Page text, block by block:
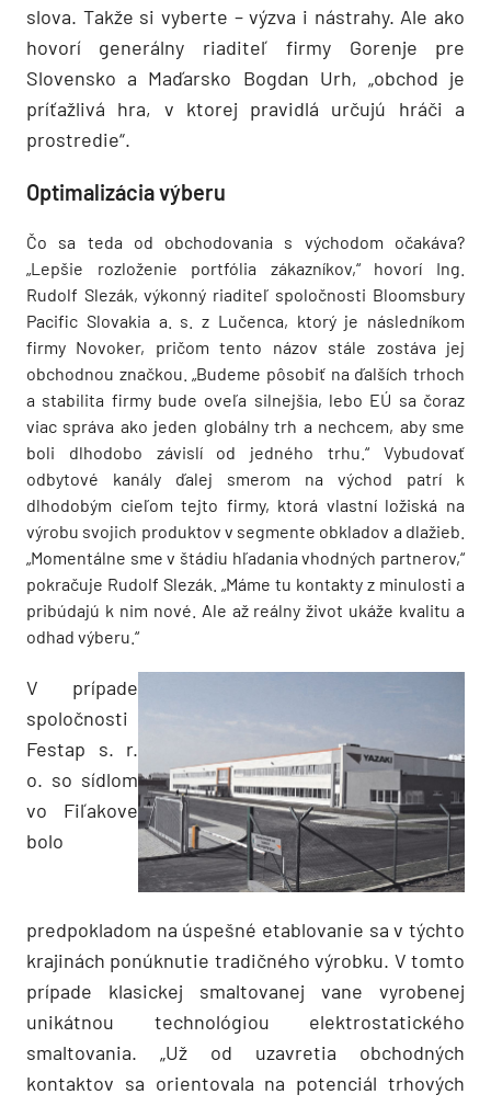
slova. Takže si vyberte – výzva i nástrahy. Ale ako
hovorí generálny riaditeľ firmy Gorenje pre
Slovensko a Maďarsko Bogdan Urh, „obchod je
príťažlivá hra, v ktorej pravidlá určujú hráči a
prostredie“.
Optimalizácia výberu
Čo sa teda od obchodovania s východom očakáva?
„Lepšie rozloženie portfólia zákazníkov,“ hovorí Ing.
Rudolf Slezák, výkonný riaditeľ spoločnosti Bloomsbury
Pacific Slovakia a. s. z Lučenca, ktorý je následníkom
firmy Novoker, pričom tento názov stále zostáva jej
obchodnou značkou. „Budeme pôsobiť na ďalších trhoch
a stabilita firmy bude oveľa silnejšia, lebo EÚ sa čoraz
viac správa ako jeden globálny trh a nechcem, aby sme
boli dlhodobo závislí od jedného trhu.“ Vybudovať
odbytové kanály ďalej smerom na východ patrí k
dlhodobým cieľom tejto firmy, ktorá vlastní ložiská na
výrobu svojich produktov v segmente obkladov a dlažieb.
„Momentálne sme v štádiu hľadania vhodných partnerov,“
pokračuje Rudolf Slezák. „Máme tu kontakty z minulosti a
pribúdajú k nim nové. Ale až reálny život ukáže kvalitu a
odhad výberu.“
V prípade
spoločnosti
Festap s. r.
o. so sídlom
vo Fiľakove
bolo
predpokladom na úspešné etablovanie sa v týchto
krajinách ponúknutie tradičného výrobku. V tomto
prípade klasickej smaltovanej vane vyrobenej
unikátnou technológiou elektrostatického
smaltovania. „Už od uzavretia obchodných
kontaktov sa orientovala na potenciál trhových